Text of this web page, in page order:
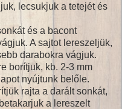
lecsukjuk a tetejét és
és a bacont
A sajtot lereszeljük,
darabokra vágjuk.
borítjuk, kb. 2-3 mm
nyújtunk belőle.
rajta a darált sonkát,
a lereszelt